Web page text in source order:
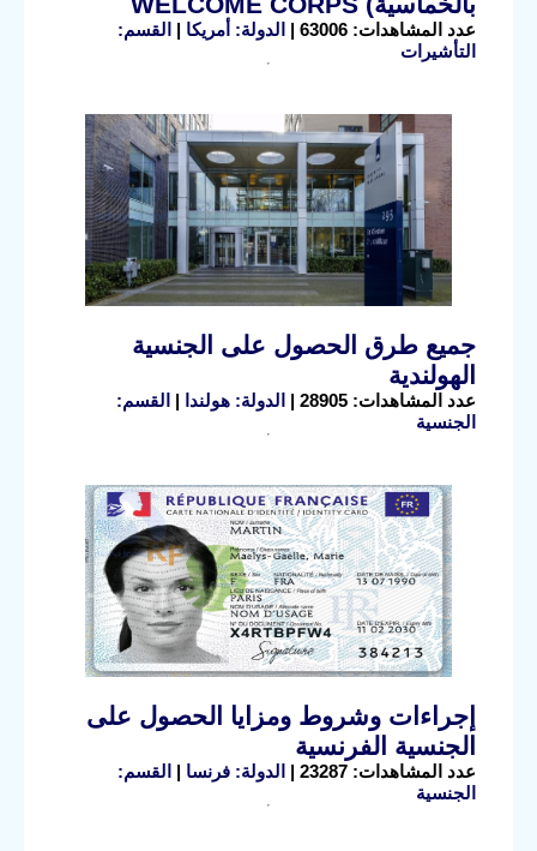
عدد المشاهدات: 63006 | الدولة: أمريكا | القسم:
التأشيرات
جميع طرق الحصول على الجنسية
الهولندية
عدد المشاهدات: 28905 | الدولة: هولندا | القسم:
الجنسية
إجراءات وشروط ومزايا الحصول على
الجنسية الفرنسية
عدد المشاهدات: 23287 | الدولة: فرنسا | القسم:
الجنسية